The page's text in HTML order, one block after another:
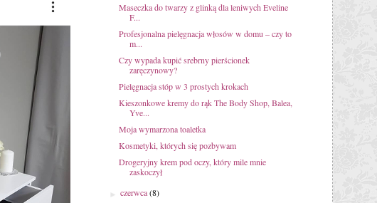
Maseczka do twarzy z glinką dla leniwych Eveline
F...
Profesjonalna pielęgnacja włosów w domu – czy to
m...
Czy wypada kupić srebrny pierścionek
zaręczynowy?
Pielęgnacja stóp w 3 prostych krokach
Kieszonkowe kremy do rąk The Body Shop, Balea,
Yve...
Moja wymarzona toaletka
Kosmetyki, których się pozbywam
Drogeryjny krem pod oczy, który mile mnie
zaskoczył
►czerwca(8)